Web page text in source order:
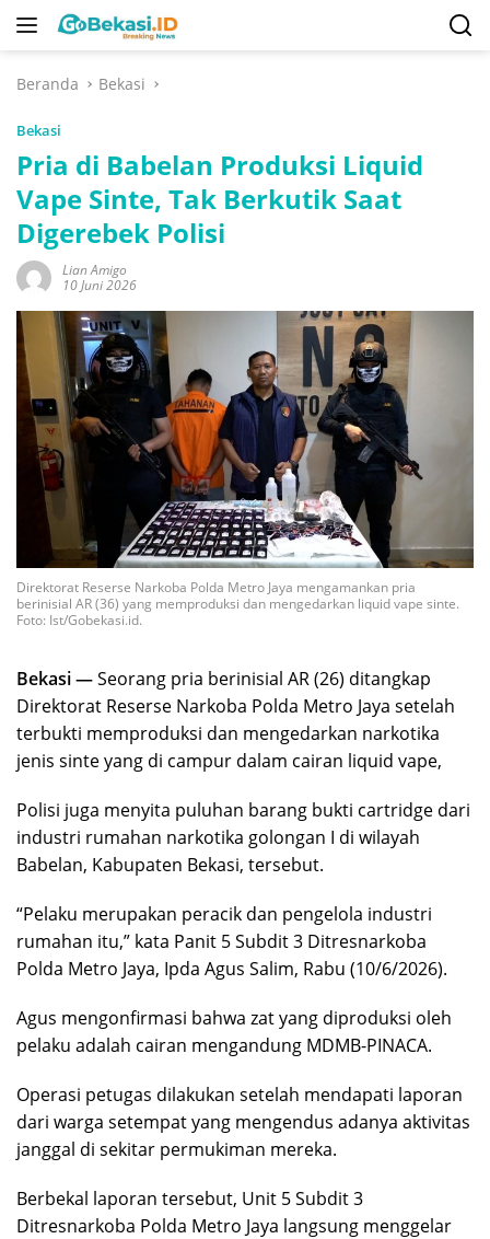
Langsung
Beranda
Bekasi
Bekasi
Pria di Babelan Produksi Liquid
Vape Sinte, Tak Berkutik Saat
Digerebek Polisi
Lian Amigo
10 Juni 2026
Direktorat Reserse Narkoba Polda Metro Jaya mengamankan pria
berinisial AR (36) yang memproduksi dan mengedarkan liquid vape sinte.
Foto: Ist/Gobekasi.id.
Bekasi —Seorang pria berinisial AR (26) ditangkap
Direktorat Reserse Narkoba Polda Metro Jaya setelah
terbukti memproduksi dan mengedarkan narkotika
jenis sinte yang di campur dalam cairan liquid vape,
Polisi juga menyita puluhan barang bukti cartridge dari
industri rumahan narkotika golongan I di wilayah
Babelan, Kabupaten Bekasi, tersebut.
“Pelaku merupakan peracik dan pengelola industri
rumahan itu,” kata Panit 5 Subdit 3 Ditresnarkoba
Polda Metro Jaya, Ipda Agus Salim, Rabu (10/6/2026).
Agus mengonfirmasi bahwa zat yang diproduksi oleh
pelaku adalah cairan mengandung MDMB-PINACA.
Operasi petugas dilakukan setelah mendapati laporan
dari warga setempat yang mengendus adanya aktivitas
janggal di sekitar permukiman mereka.
Berbekal laporan tersebut, Unit 5 Subdit 3
Ditresnarkoba Polda Metro Jaya langsung menggelar